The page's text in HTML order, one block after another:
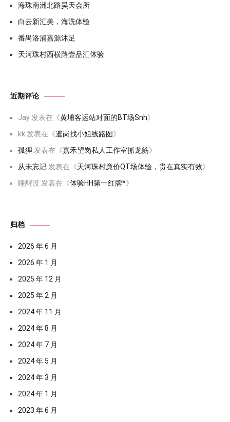
海珠南洲北路昊天会所
白云新汇美，海洗体验
番禺洛浦嘉源沐足
天河珠村西横路壹品汇体验
近期评论
Jay 发表在《黄埔客运站对面的BT场Snh》
kk 发表在《暹岗找小姐线路图》
孤狸 发表在《嘉禾望岗私人工作室抓龙筋》
从未忘记 发表在《天河珠村廉价QT场体验，贵在真实有效》
睡醒没 发表在《体验HH第一红牌*》
归档
2026 年 6 月
2026 年 1 月
2025 年 12 月
2025 年 2 月
2024 年 11 月
2024 年 8 月
2024 年 7 月
2024 年 5 月
2024 年 3 月
2024 年 1 月
2023 年 6 月